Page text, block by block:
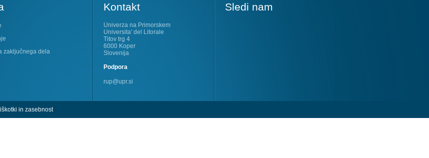
zaključnega dela
Kontakt
Univerza na Primorskem
Universita' del Litorale
Titov trg 4
6000 Koper
Slovenija
Podpora
rup@upr.si
Sledi nam
in zasebnost